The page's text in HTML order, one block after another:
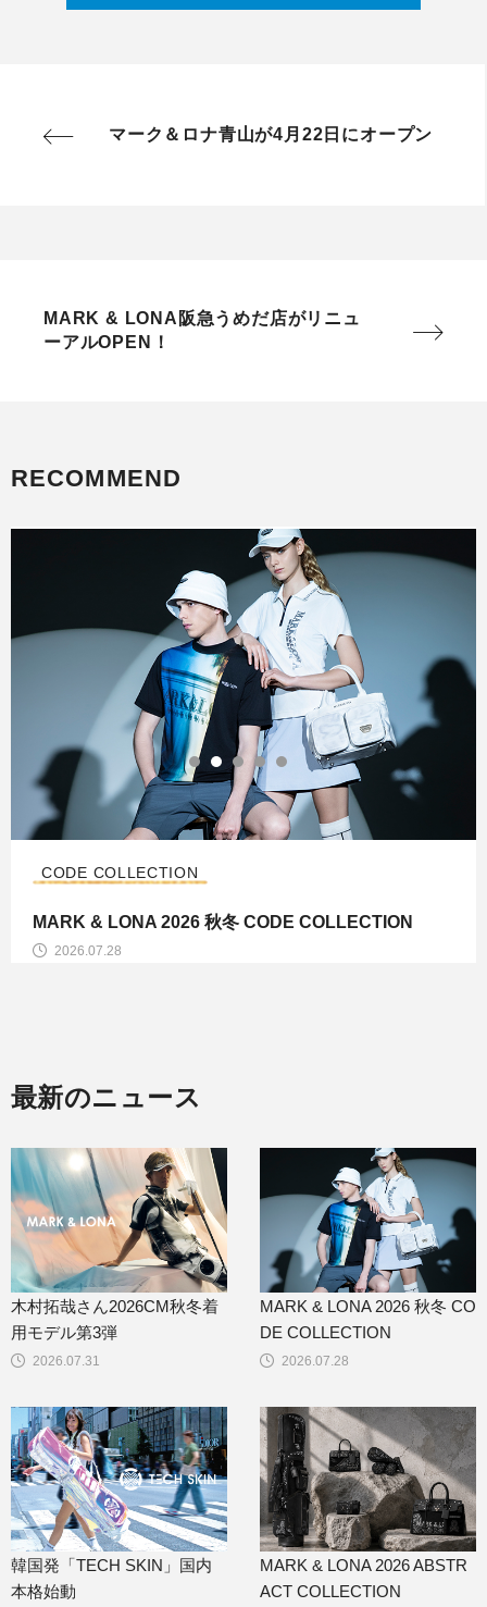
RECOMMEND
2026.07.28
CODE COLLECTION
MARK & LONA 2026 秋冬 CODE COLLECTION
最新のニュース
2026.07.31
木村拓哉さん2026CM秋冬着
用モデル第3弾
2026.07.28
MARK & LONA 2026 秋冬 CO
DE COLLECTION
韓国発「TECH SKIN」国内
本格始動
MARK & LONA 2026 ABSTR
ACT COLLECTION
マーク＆ロナ青山が4月22日にオープン
MARK & LONA阪急うめだ店がリニュ
ーアルOPEN！